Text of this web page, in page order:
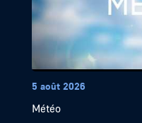
5 août 2026
Météo